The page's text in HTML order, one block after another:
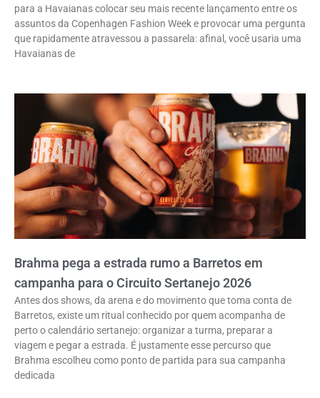
para a Havaianas colocar seu mais recente lançamento entre os
assuntos da Copenhagen Fashion Week e provocar uma pergunta
que rapidamente atravessou a passarela: afinal, você usaria uma
Havaianas de
Brahma pega a estrada rumo a Barretos em
campanha para o Circuito Sertanejo 2026
Antes dos shows, da arena e do movimento que toma conta de
Barretos, existe um ritual conhecido por quem acompanha de
perto o calendário sertanejo: organizar a turma, preparar a
viagem e pegar a estrada. É justamente esse percurso que
Brahma escolheu como ponto de partida para sua campanha
dedicada